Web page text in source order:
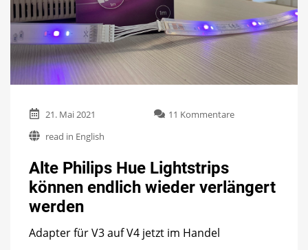
21. Mai 2021 11 Kommentarezu
können
endlich
read in English
Alte Philips Hue Lightstrips
können endlich wieder verlängert
werden
Adapter für V3 auf V4 jetzt im Handel